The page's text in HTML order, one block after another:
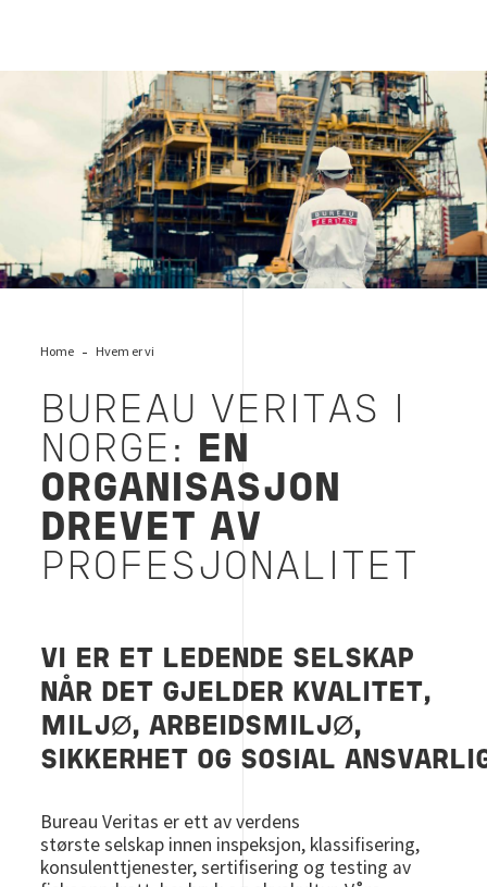
Bureau Veritas i Norge
Home Hvem er vi
BUREAU VERITAS I
NORGE:
EN
ORGANISASJON
DREVET AV
PROFESJONALITET
VI ER ET LEDENDE SELSKAP
NÅR DET GJELDER KVALITET,
MILJØ, ARBEIDSMILJØ,
SIKKERHET OG SOSIAL
Bureau Veritas er ett av verdens
største selskap innen inspeksjon, klassifisering,
konsulenttjenester, sertifisering og testing av